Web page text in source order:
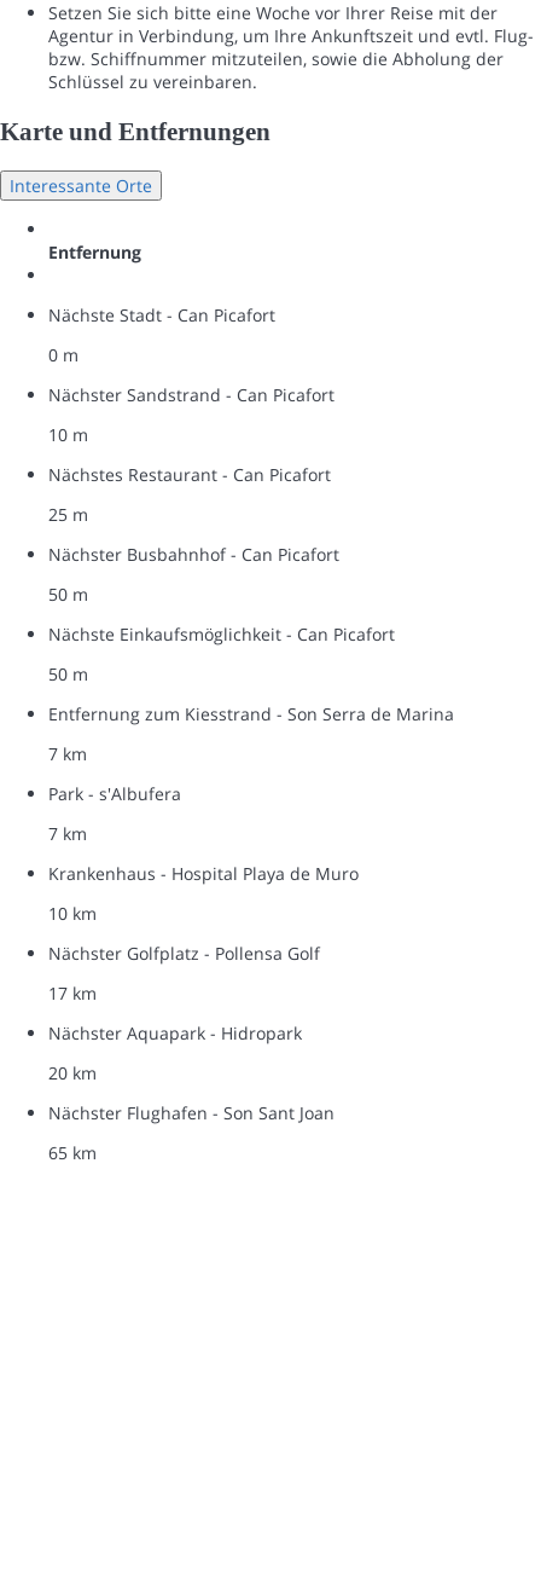
Setzen Sie sich bitte eine Woche vor Ihrer Reise mit der
Agentur in Verbindung, um Ihre Ankunftszeit und evtl. Flug-
bzw. Schiffnummer mitzuteilen, sowie die Abholung der
Schlüssel zu vereinbaren.
Karte und Entfernungen
Interessante Orte
Entfernung
Nächste Stadt - Can Picafort
0 m
Nächster Sandstrand - Can Picafort
10 m
Nächstes Restaurant - Can Picafort
25 m
Nächster Busbahnhof - Can Picafort
50 m
Nächste Einkaufsmöglichkeit - Can Picafort
50 m
Entfernung zum Kiesstrand - Son Serra de Marina
7 km
Park - s'Albufera
7 km
Krankenhaus - Hospital Playa de Muro
10 km
Nächster Golfplatz - Pollensa Golf
17 km
Nächster Aquapark - Hidropark
20 km
Nächster Flughafen - Son Sant Joan
65 km